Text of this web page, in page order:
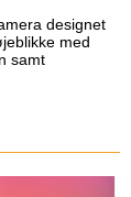
designet
med
samt